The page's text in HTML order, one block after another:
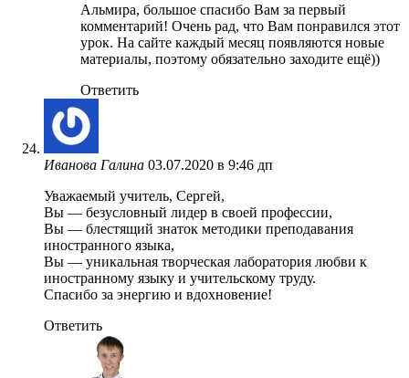
Альмира, большое спасибо Вам за первый
комментарий! Очень рад, что Вам понравился этот
урок. На сайте каждый месяц появляются новые
материалы, поэтому обязательно заходите ещё))
Ответить
Иванова Галина 03.07.2020 в 9:46 дп
Уважаемый учитель, Сергей,
Вы — безусловный лидер в своей профессии,
Вы — блестящий знаток методики преподавания
иностранного языка,
Вы — уникальная творческая лаборатория любви к
иностранному языку и учительскому труду.
Спасибо за энергию и вдохновение!
Ответить